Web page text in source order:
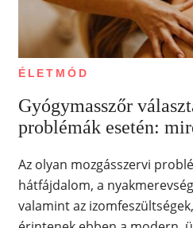
ÉLETMÓD
Gyógymasszőr
problémák esetén:
Az olyan mozgásszervi
hátfájdalom, a
valamint az